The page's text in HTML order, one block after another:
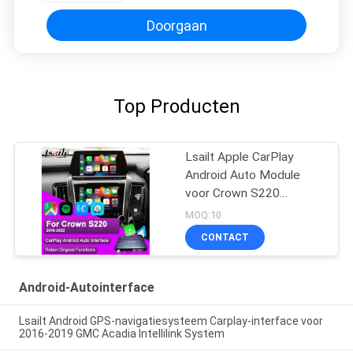
van NMC Lamando
Doorgaan
Top Producten
Lsailt Apple CarPlay
Android Auto Module
voor Crown S220
GSW224 2018-2022
Integratie Mobiele
telefoon spiegelbeelding,
MOQ:10
CONTACT
Android-Autointerface
Lsailt Android GPS-navigatiesysteem Carplay-interface voor
2016-2019 GMC Acadia Intellilink System